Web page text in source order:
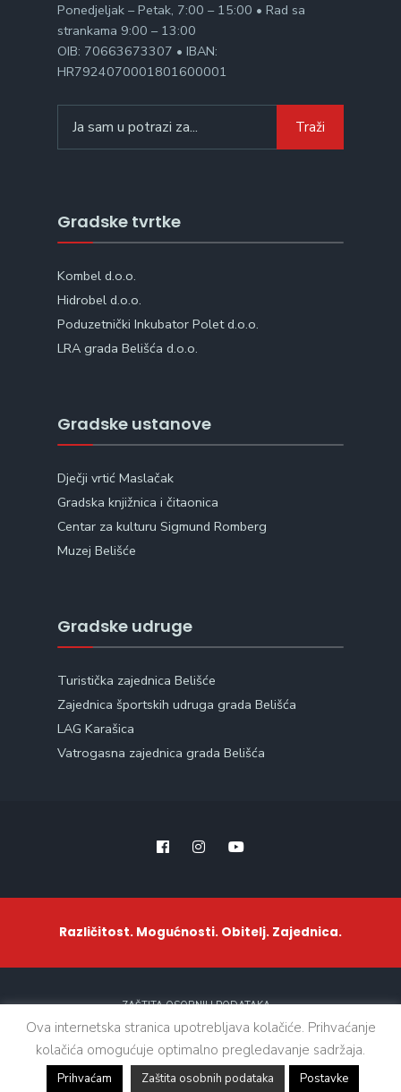
Ponedjeljak – Petak, 7:00 – 15:00 • Rad sa
strankama 9:00 – 13:00
OIB: 70663673307 • IBAN:
HR7924070001801600001
for:
Traži
Gradske tvrtke
Kombel d.o.o.
Hidrobel d.o.o.
Poduzetnički Inkubator Polet d.o.o.
LRA grada Belišća d.o.o.
Gradske ustanove
Dječji vrtić Maslačak
Gradska knjižnica i čitaonica
Centar za kulturu Sigmund Romberg
Muzej Belišće
Gradske udruge
Turistička zajednica Belišće
Zajednica športskih udruga grada Belišća
LAG Karašica
Vatrogasna zajednica grada Belišća
Različitost. Mogućnosti. Obitelj. Zajednica.
ZAŠTITA OSOBNIH PODATAKA
Sva prava zadržana. © 2021 - Grad Belišće
Ova internetska stranica upotrebljava kolačiće. Prihvaćanje
kolačića omogućuje optimalno pregledavanje sadržaja.
Prihvaćam Zaštita osobnih podataka Postavke